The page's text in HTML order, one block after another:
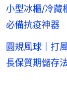
小型冰櫃/冷藏
必備抗疫神器
圓規風球｜打
長保質期儲存